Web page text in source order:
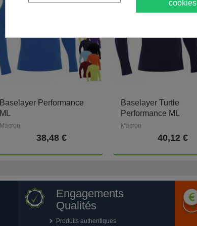
Baselayer Performance
ML
Macron
38,48 €
Baselayer Turtle
Performance ML
Macron
40,12 €
Engagements
Qualités
Produits authentiques
cookies